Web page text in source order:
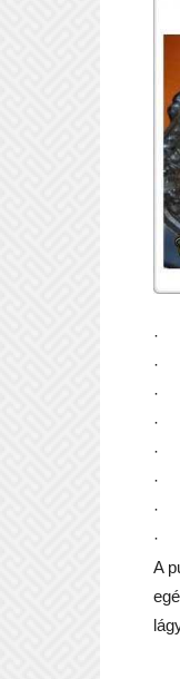
·
·
·
·
·
·
·
·
A